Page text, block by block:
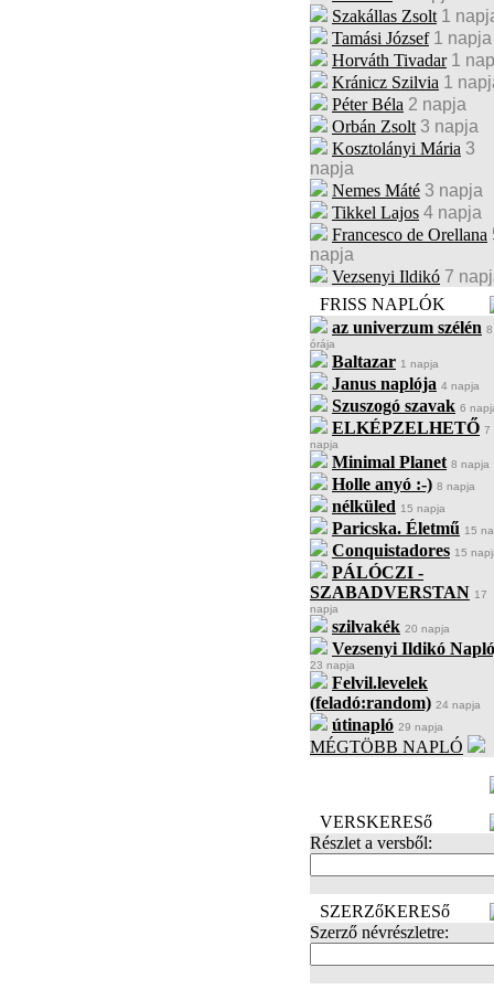
Szakállas Zsolt 1
Tamási József 1 napja
Horváth Tivadar 1
Kránicz Szilvia 1
Péter Béla 2 napja
Orbán Zsolt 3 napja
Kosztolányi Mária 3
napja
Nemes Máté 3 napja
Tikkel Lajos 4 napja
Francesco de Orellana
napja
Vezsenyi Ildikó 7
FRISS NAPLÓK
az univerzum szélén 8
órája
Baltazar 1 napja
Janus naplója 4 napja
Szuszogó szavak 6
ELKÉPZELHETŐ 7
napja
Minimal Planet 8 napja
Holle anyó :-) 8 napja
nélküled 15 napja
Paricska. Életmű 15
Conquistadores 15
PÁLÓCZI -
SZABADVERSTAN 17
napja
szilvakék 20 napja
Vezsenyi Ildikó
23 napja
Felvil.levelek
(feladó:random) 24 napja
útinapló 29 napja
MÉGTÖBB NAPLÓ
VERSKERESő
Részlet a versből:
SZERZőKERESő
Szerző névrészletre: